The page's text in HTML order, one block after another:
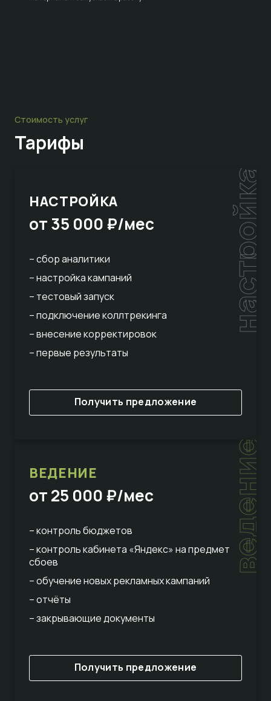
Стоимость услуг
Тарифы
настройка
НАСТРОЙКА
от 35 000 ₽/мес
– сбор аналитики
– настройка кампаний
– тестовый запуск
– подключение коллтрекинга
– внесение корректировок
– первые результаты
Получить предложение
ведение
ВЕДЕНИЕ
от 25 000 ₽/мес
– контроль бюджетов
– контроль кабинета «Яндекс» на предмет
сбоев
– обучение новых рекламных кампаний
– отчёты
– закрывающие документы
Получить предложение